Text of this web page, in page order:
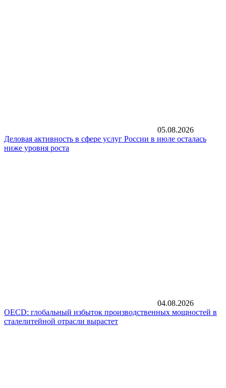
05.08.2026
Деловая активность в сфере услуг России в июле осталась
ниже уровня роста
04.08.2026
OECD: глобальный избыток производственных мощностей в
сталелитейной отрасли вырастет